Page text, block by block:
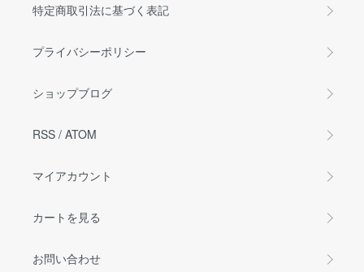
特定商取引法に基づく表記
プライバシーポリシー
ショップブログ
RSS / ATOM
マイアカウント
カートを見る
お問い合わせ